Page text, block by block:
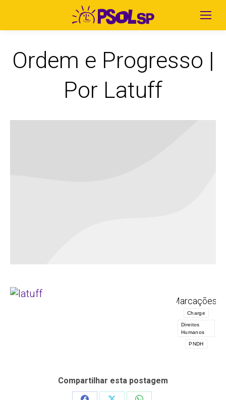
Ordem e Progresso |
Por Latuff
Marcações:
Charge
Direitos
Humanos
PNDH
Compartilhar esta postagem